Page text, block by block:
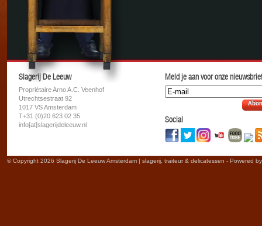
Slagerij De Leeuw
Propriétaire Arno A.C. Veenhof
Utrechtsestraat 92
1017 VS Amsterdam
T+31 (0)20 623 02 35
info[at]slagerijdeleeuw.nl
Meld je aan voor onze
Social
© Copyright 2026 Slagerij De Leeuw Amsterdam | slagerij, traiteur & delicatessen - Powered